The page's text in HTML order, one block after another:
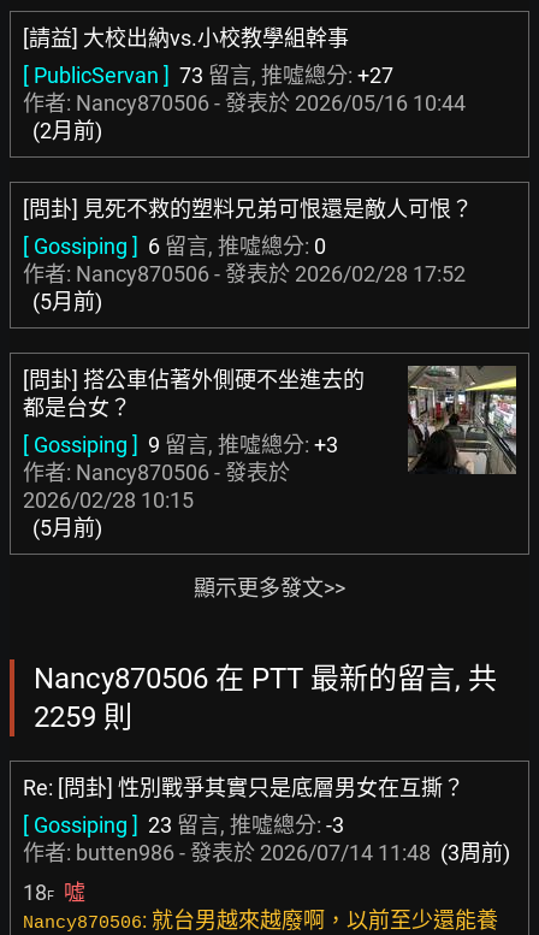
[請益] 大校出納vs.小校教學組幹事
[ PublicServan ] 73 留言, 推噓總分: +27
作者: Nancy870506 - 發表於 2026/05/16 10:44
(2月前)
[問卦] 見死不救的塑料兄弟可恨還是敵人可恨？
[ Gossiping ] 6 留言, 推噓總分: 0
作者: Nancy870506 - 發表於 2026/02/28 17:52
(5月前)
[問卦] 搭公車佔著外側硬不坐進去的
都是台女？
[ Gossiping ] 9 留言, 推噓總分: +3
作者: Nancy870506 - 發表於
2026/02/28 10:15
(5月前)
顯示更多發文>>
Nancy870506 在 PTT 最新的留言, 共
2259 則
Re: [問卦] 性別戰爭其實只是底層男女在互撕？
[ Gossiping ] 23 留言, 推噓總分: -3
作者: butten986- 發表於 2026/07/14 11:48 (3周前)
18F 噓
Nancy870506: 就台男越來越廢啊，以前至少還能養